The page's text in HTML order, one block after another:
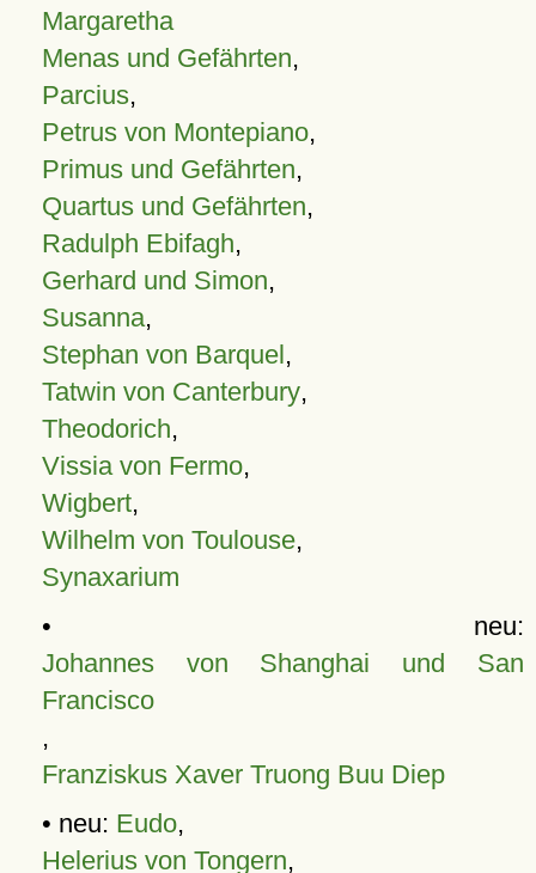
Margaretha
Menas und Gefährten,
Parcius,
Petrus von Montepiano,
Primus und Gefährten,
Quartus und Gefährten,
Radulph Ebifagh,
Gerhard und Simon,
Susanna,
Stephan von Barquel,
Tatwin von Canterbury,
Theodorich,
Vissia von Fermo,
Wigbert,
Wilhelm von Toulouse,
Synaxarium
• neu:
Johannes von Shanghai und San
Francisco
,
Franziskus Xaver Truong Buu Diep
• neu: Eudo,
Helerius von Tongern,